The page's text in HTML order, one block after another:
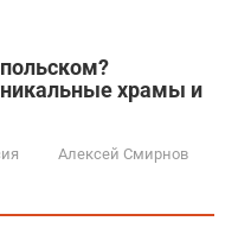
храмы и
Алексей Смирнов